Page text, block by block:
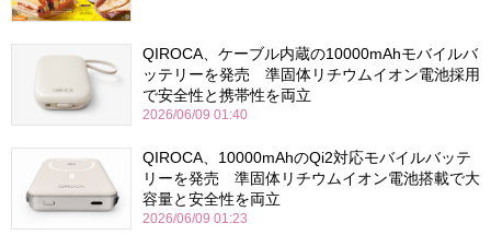
QIROCA、ケーブル内蔵の10000mAhモバイルバ
ッテリーを発売 準固体リチウムイオン電池採用
で安全性と携帯性を両立
2026/06/09 01:40
QIROCA、10000mAhのQi2対応モバイルバッテ
リーを発売 準固体リチウムイオン電池搭載で大
容量と安全性を両立
2026/06/09 01:23